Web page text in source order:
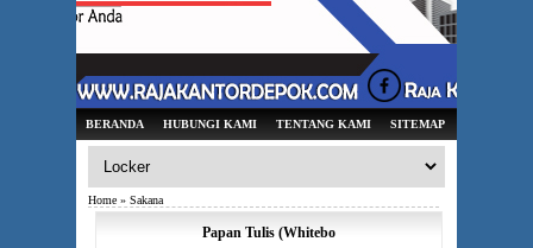
BERANDA HUBUNGI KAMI TENTANG KAMI SITEMAP
Home » Sakana
Papan Tulis (Whitebo